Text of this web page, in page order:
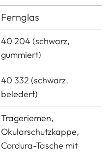
Fernglas
40 204 (schwarz,
gummiert)
40 332 (schwarz,
beledert)
Trageriemen,
Okularschutzkappe,
Cordura-Tasche mit